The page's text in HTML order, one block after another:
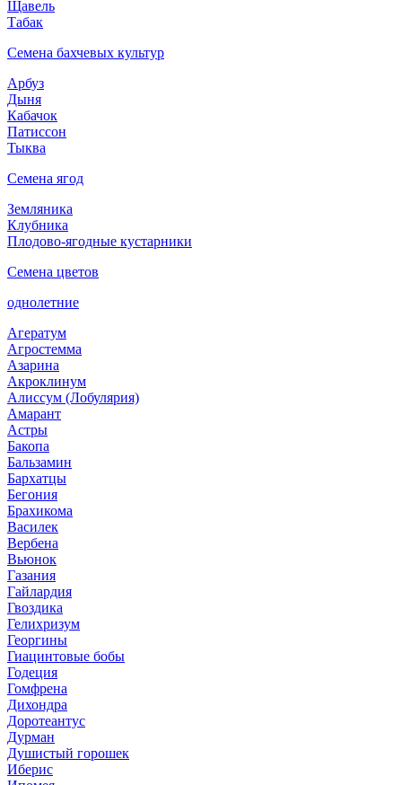
Щавель
Табак
Семена бахчевых культур
Арбуз
Дыня
Кабачок
Патиссон
Тыква
Семена ягод
Земляника
Клубника
Плодово-ягодные кустарники
Семена цветов
однолетние
Агератум
Агростемма
Азарина
Акроклинум
Алиссум (Лобулярия)
Амарант
Астры
Бакопа
Бальзамин
Бархатцы
Бегония
Брахикома
Василек
Вербена
Вьюнок
Газания
Гайлардия
Гвоздика
Гелихризум
Георгины
Гиацинтовые бобы
Годеция
Гомфрена
Дихондра
Доротеантус
Дурман
Душистый горошек
Иберис